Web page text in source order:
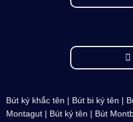
Bút ký khắc tên | Bút bi ký tên |
Montagut| Bút ký tên | Bút